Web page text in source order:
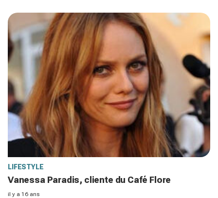
LIFESTYLE
Vanessa Paradis, cliente du Café Flore
il y a 16 ans